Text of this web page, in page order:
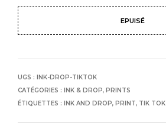
EPUISÉ
UGS : INK-DROP-TIKTOK
CATÉGORIES : INK & DROP, PRINTS
ÉTIQUETTES : INK AND DROP, PRINT, TIK TOK